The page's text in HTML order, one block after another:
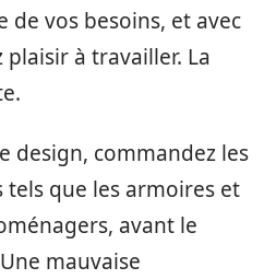
de vos besoins, et avec
à travailler. La
design, commandez les
tels que les armoires et
avant le
mauvaise